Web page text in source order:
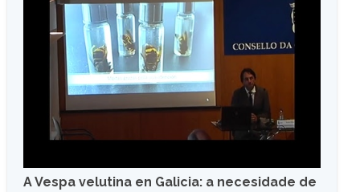
A Vespa velutina en Galicia: a necesidade de